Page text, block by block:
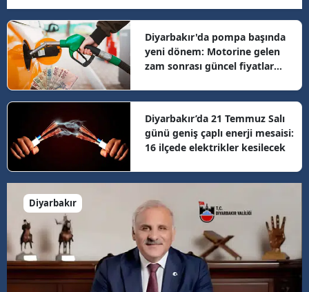
Diyarbakır'da pompa başında
yeni dönem: Motorine gelen
zam sonrası güncel fiyatlar
Diyarbakır’da 21 Temmuz Salı
günü geniş çaplı enerji mesaisi:
16 ilçede elektrikler kesilecek
Diyarbakır